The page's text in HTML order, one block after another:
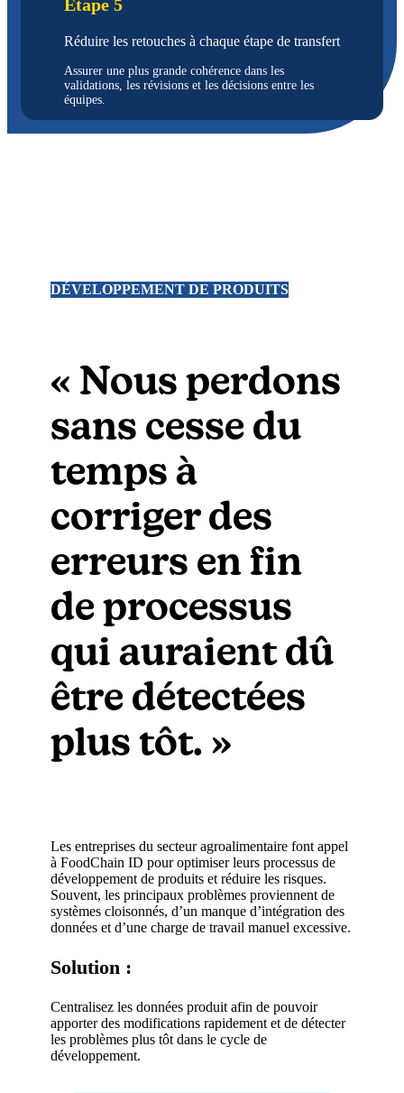
Étape 5
Réduire les retouches à chaque étape de transfert
Assurer une plus grande cohérence dans les
validations, les révisions et les décisions entre les
équipes.
DÉVELOPPEMENT DE PRODUITS
« Nous perdons
sans cesse du
temps à
corriger des
erreurs en fin
de processus
qui auraient dû
être détectées
plus tôt. »
Les entreprises du secteur agroalimentaire font appel
à FoodChain ID pour optimiser leurs processus de
développement de produits et réduire les risques.
Souvent, les principaux problèmes proviennent de
systèmes cloisonnés, d’un manque d’intégration des
données et d’une charge de travail manuel excessive.
Solution :
Centralisez les données produit afin de pouvoir
apporter des modifications rapidement et de détecter
les problèmes plus tôt dans le cycle de
développement.